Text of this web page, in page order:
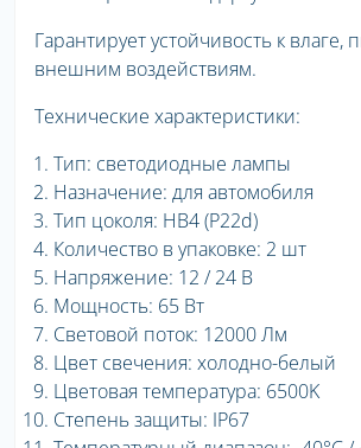
Гарантирует устойчивость к влаге,
внешним воздействиям.
Технические характеристики:
Тип: светодиодные лампы
Назначение: для автомобиля
Тип цоколя: HB4 (P22d)
Количество в упаковке: 2 шт
Напряжение: 12 / 24 В
Мощность: 65 Вт
Световой поток: 12000 Лм
Цвет свечения: холодно-белый
Цветовая температура: 6500K
Степень защиты: IP67